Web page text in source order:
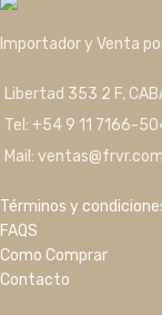
Importador y Venta
Libertad 353 2 F,
Tel: +54 9 11 7166-
Mail:
Términos y
FAQS
Como Comprar
Contacto